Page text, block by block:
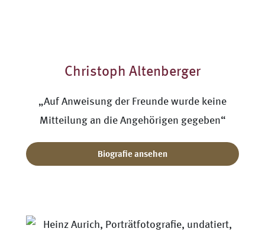
Christoph Altenberger
„Auf Anweisung der Freunde wurde keine
Mitteilung an die Angehörigen gegeben“
Biografie ansehen